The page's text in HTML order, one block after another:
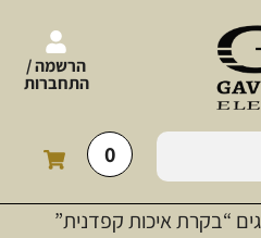
הרשמה /
התחברות
0
“בקרת איכות קפדנית”